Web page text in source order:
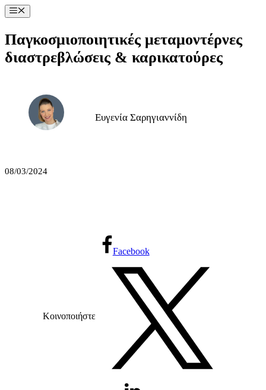
Μετάβαση
σε
Μενού
Παγκοσμιοποιητικές μεταμοντέρνες
διαστρεβλώσεις & καρικατούρες
Ευγενία Σαρηγιαννίδη
08/03/2024
Κοινοποιήστε
Facebook